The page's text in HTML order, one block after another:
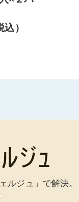
）
ルジュ」で解決。